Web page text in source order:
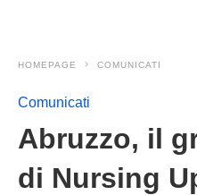
HOMEPAGE COMUNICATI
Comunicati
Abruzzo, il
di Nursing